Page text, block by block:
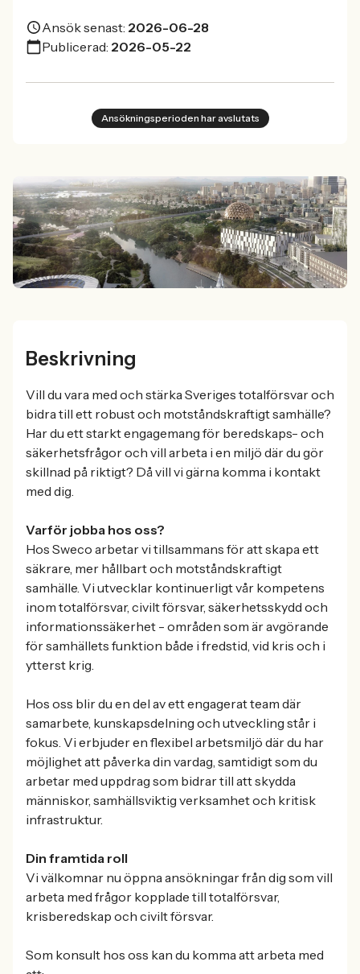
Ansök senast: 2026-06-28
Publicerad: 2026-05-22
Ansökningsperioden har avslutats
Beskrivning
Vill du vara med och stärka Sveriges totalförsvar och
bidra till ett robust och motståndskraftigt samhälle?
Har du ett starkt engagemang för beredskaps- och
säkerhetsfrågor och vill arbeta i en miljö där du gör
skillnad på riktigt? Då vill vi gärna komma i kontakt
med dig.
Varför jobba hos oss?
Hos Sweco arbetar vi tillsammans för att skapa ett
säkrare, mer hållbart och motståndskraftigt
samhälle. Vi utvecklar kontinuerligt vår kompetens
inom totalförsvar, civilt försvar, säkerhetsskydd och
informationssäkerhet - områden som är avgörande
för samhällets funktion både i fredstid, vid kris och i
ytterst krig.
Hos oss blir du en del av ett engagerat team där
samarbete, kunskapsdelning och utveckling står i
fokus. Vi erbjuder en flexibel arbetsmiljö där du har
möjlighet att påverka din vardag, samtidigt som du
arbetar med uppdrag som bidrar till att skydda
människor, samhällsviktig verksamhet och kritisk
infrastruktur.
Din framtida roll
Vi välkomnar nu öppna ansökningar från dig som vill
arbeta med frågor kopplade till totalförsvar,
krisberedskap och civilt försvar.
Som konsult hos oss kan du komma att arbeta med